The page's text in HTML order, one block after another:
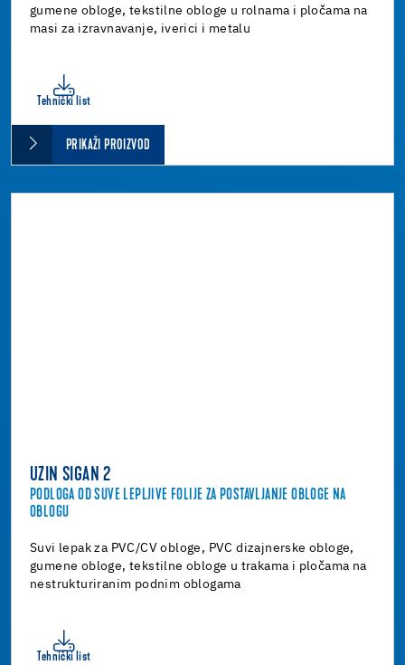
gumene obloge, tekstilne obloge u rolnama i pločama na
masi za izravnavanje, iverici i metalu
Tehnički list
PRIKAŽI PROIZVOD
UZIN SIGAN 2
PODLOGA OD SUVE LEPLJIVE FOLIJE ZA POSTAVLJANJE OBLOGE NA
OBLOGU
Suvi lepak za PVC/CV obloge, PVC dizajnerske obloge,
gumene obloge, tekstilne obloge u trakama i pločama na
nestrukturiranim podnim oblogama
Tehnički list